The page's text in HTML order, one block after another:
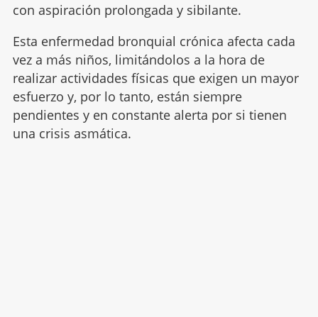
con aspiración prolongada y sibilante.
Esta enfermedad bronquial crónica afecta cada
vez a más niños, limitándolos a la hora de
realizar actividades físicas que exigen un mayor
esfuerzo y, por lo tanto, están siempre
pendientes y en constante alerta por si tienen
una crisis asmática.